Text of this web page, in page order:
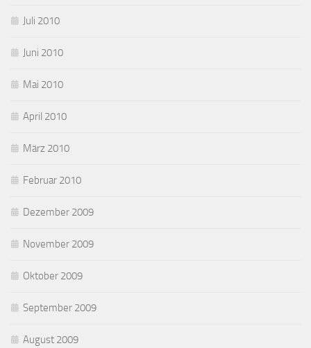
Juli 2010
Juni 2010
Mai 2010
April 2010
März 2010
Februar 2010
Dezember 2009
November 2009
Oktober 2009
September 2009
August 2009